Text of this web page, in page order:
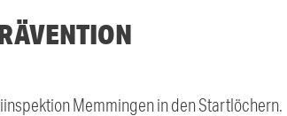
Memmingen in den Startlöchern.